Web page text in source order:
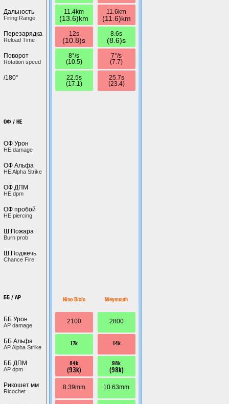
Дальность
Firing Range
Перезарядка
Reload Time
Поворот
Rotation speed
/180°
ОФ / HE
ОФ Урон
HE damage
ОФ Альфа
HE Alpha Strike
ОФ ДПМ
HE dpm
ОФ пробой
HE piercing
Ш.Пожара
Burn prob
Ш.Поджечь
Chance Fire
ББ / AP
ББ Урон
AP damage
ББ Альфа
AP Alpha Strike
ББ ДПМ
AP dpm
Рикошет мм
Ricochet
11.4km
(13.6)km
12s
(10.8)s
8°/s
(10.5)
22.5s
(17.1)
Nino Bixio
2100
17k
84k
(93k)
8.39mm
11.6km
(11.6)km
8.6s
(8.6)s
7°/s
(7.7)
25.7s
(23.4)
Weymouth
2800
14k
98k
(98k)
10.63mm